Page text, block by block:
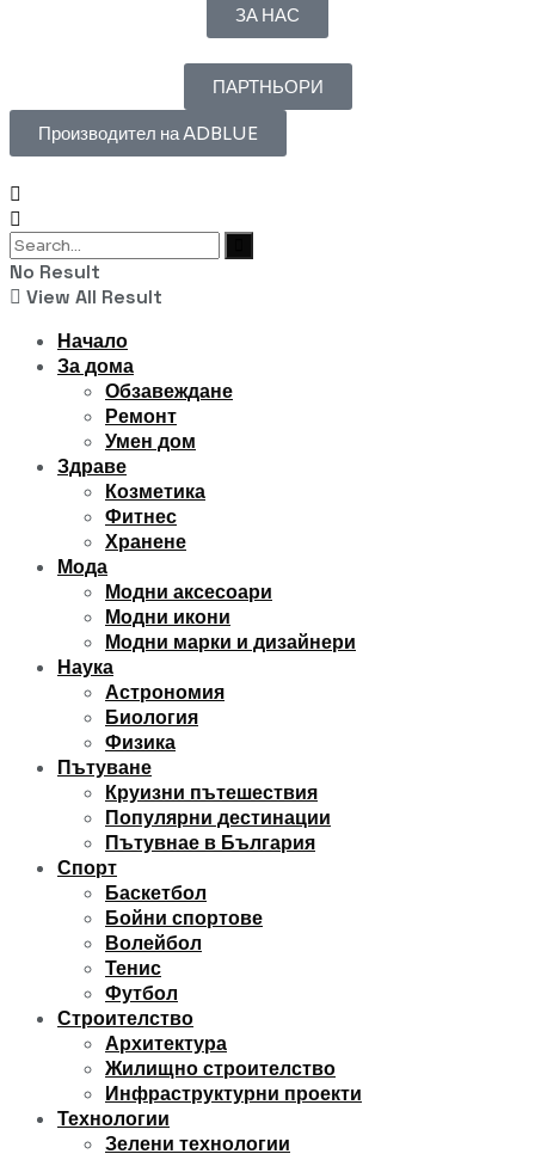
ЗА НАС
ПАРТНЬОРИ
Производител на ADBLUE
No Result
View All Result
Начало
За дома
Обзавеждане
Ремонт
Умен дом
Здраве
Козметика
Фитнес
Хранене
Мода
Модни аксесоари
Модни икони
Модни марки и дизайнери
Наука
Астрономия
Биология
Физика
Пътуване
Круизни пътешествия
Популярни дестинации
Пътувнае в България
Спорт
Баскетбол
Бойни спортове
Волейбол
Тенис
Футбол
Строителство
Архитектура
Жилищно строителство
Инфраструктурни проекти
Технологии
Зелени технологии